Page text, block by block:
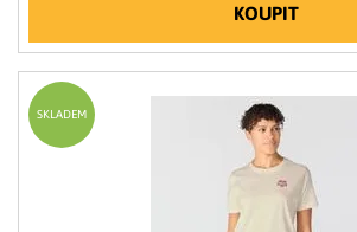
KOUPIT
SKLADEM